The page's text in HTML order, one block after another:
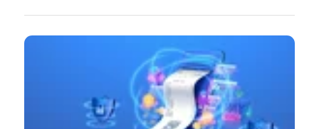
noviembre de 2020, ha sido ampliamente adoptado y
expandiendo más allá de las fronteras de Brasil, a medida
que otros países latinoamericanos se preparan para adoptar
este modelo innovador. En este artículo, exploraremos la
creciente expansión de Pix en la región y sus posibles